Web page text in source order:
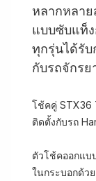
หลากหลาย
แบบซับแท็
ทุกรุ่นได้รับ
กับรถจักร
โช้คคู่ STX36
ติดตั้งกับรถ
ตัวโช้คออกแบ
ในกระบอกด้ว